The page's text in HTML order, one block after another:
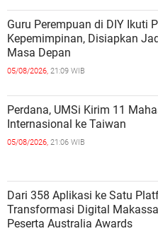
Guru Perempuan di DIY Ikuti
Kepemimpinan, Disiapkan
Masa Depan
05/08/2026, 21:09 WIB
Perdana, UMSi Kirim 11
Internasional ke Taiwan
05/08/2026, 21:06 WIB
Dari 358 Aplikasi ke Satu
Transformasi Digital
Peserta Australia Awards